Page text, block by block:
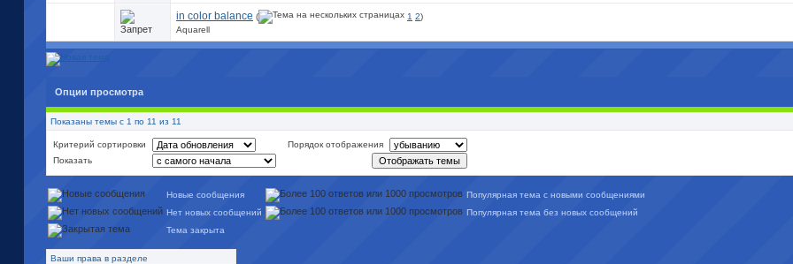
in color balance ( 1 2)
Aquarell
Опции просмотра
Показаны темы с 1 по 11 из 11
Критерий сортировки
Порядок отображения
Показать
Новые сообщения
Популярная тема с новыми сообщениями
Нет новых сообщений
Популярная тема без новых сообщений
Тема закрыта
Ваши права в разделе